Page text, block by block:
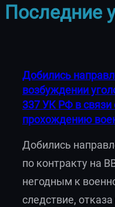
Последние
Добились
возбуждении
337 УК РФ в связи
прохождению
Добились
по контракту на
негодным к
следствие,